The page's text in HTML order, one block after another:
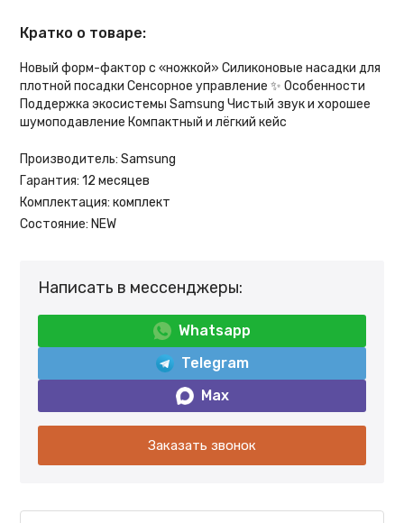
Кратко о товаре:
Новый форм-фактор с «ножкой» Силиконовые насадки для
плотной посадки Сенсорное управление ✨ Особенности
Поддержка экосистемы Samsung Чистый звук и хорошее
шумоподавление Компактный и лёгкий кейс
Производитель: Samsung
Гарантия: 12 месяцев
Комплектация: комплект
Состояние: NEW
Написать в мессенджеры:
Whatsapp
Telegram
Max
Заказать звонок